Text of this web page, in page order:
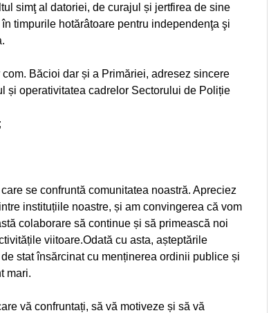
simţ al datoriei, de curajul și jertfirea de sine
timpurile hotărâtoare pentru independenţa şi
Băcioi dar și a Primăriei, adresez sincere
și operativitatea cadrelor Sectorului de Poliție
se confruntă comunitatea noastră. Apreciez
instituțiile noastre, și am convingerea că vom
colaborare să continue și să primească noi
viitoare.Odată cu asta, așteptările
stat însărcinat cu menținerea ordinii publice și
mari.
vă confruntați, să vă motiveze și să vă